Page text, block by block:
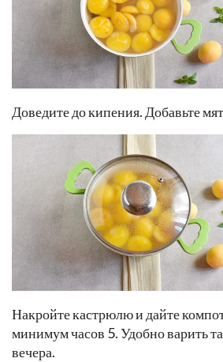
Доведите до кипения. Добавьте
Накройте кастрюлю и дайте
минимум часов 5. Удобно варить
вечера.